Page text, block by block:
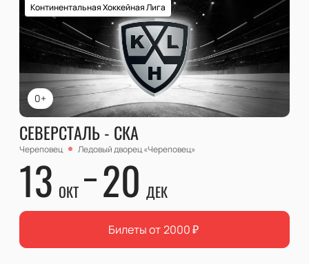
0+
Континентальная Хоккейная Лига
СЕВЕРСТАЛЬ - СКА
Череповец Ледовый дворец «Череповец»
13 ОКТ 20 ДЕК
Билеты от 2000₽